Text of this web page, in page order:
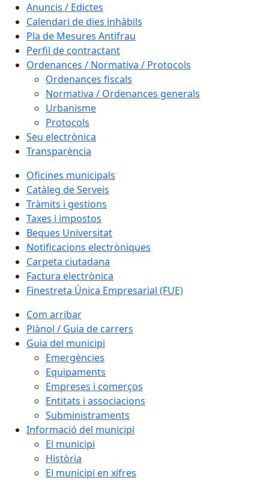
Anuncis / Edictes
Calendari de dies inhàbils
Pla de Mesures Antifrau
Perfil de contractant
Ordenances / Normativa / Protocols
Ordenances fiscals
Normativa / Ordenances generals
Urbanisme
Protocols
Seu electrònica
Transparència
Oficines municipals
Catàleg de Serveis
Tràmits i gestions
Taxes i impostos
Beques Universitat
Notificacions electròniques
Carpeta ciutadana
Factura electrònica
Finestreta Única Empresarial (FUE)
Com arribar
Plànol / Guia de carrers
Guia del municipi
Emergències
Equipaments
Empreses i comerços
Entitats i associacions
Subministraments
Informació del municipi
El municipi
Història
El municipi en xifres